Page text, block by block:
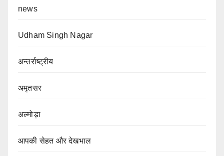
news
Udham Singh Nagar
अन्तर्राष्ट्रीय
अमृतसर
अल्मोड़ा
आपकी सेहत और देखभाल